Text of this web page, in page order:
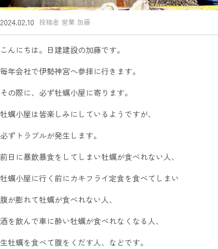
2024.02.10 投稿者 営業 加藤
こんにちは。日建建設の加藤です。
毎年会社で伊勢神宮へ参拝に行きます。
その際に、必ず牡蠣小屋に寄ります。
牡蠣小屋は皆楽しみにしているようですが、
必ずトラブルが発生します。
前日に暴飲暴食をしてしまい牡蠣が食べれない人、
牡蠣小屋に行く前にカキフライ定食を食べてしまい
腹が膨れて牡蠣が食べれない人、
酒を飲んで車に酔い牡蠣が食べれなくなる人、
生牡蠣を食べて腹をくだす人、などです。